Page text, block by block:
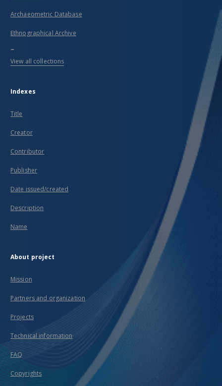
Archaeometric Database
Ethnographical Archive
...
View all collections
Indexes
Title
Creator
Contributor
Publisher
Date issued/created
Description
Name
About project
Mission
Partners and organization
Projects
Technical information
FAQ
Copyrights